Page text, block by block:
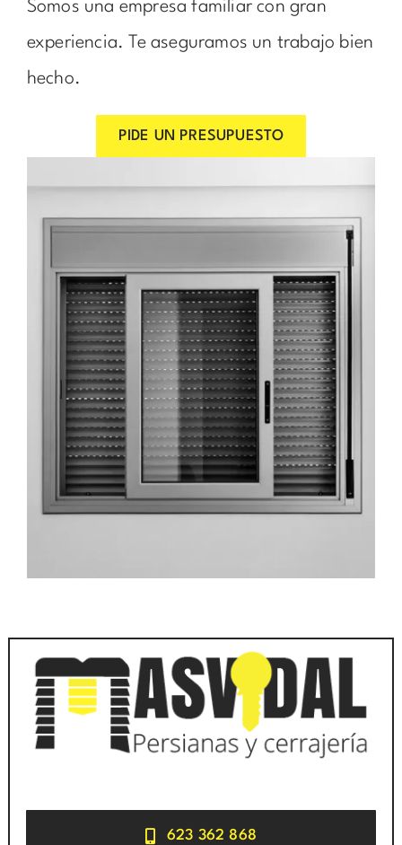
Somos una empresa familiar con gran
experiencia. Te aseguramos un trabajo bien
hecho.
PIDE UN PRESUPUESTO
623 362 868